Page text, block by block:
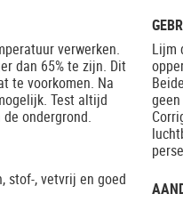
verwerken.
dan 65% te zijn. Dit
te voorkomen. Na
Test altijd
ondergrond.
stof-, vetvrij en goed
Lijm